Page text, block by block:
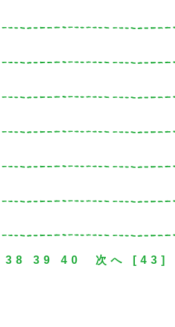
38 39 40 次へ [43]